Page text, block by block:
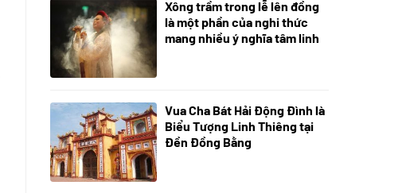
21/07/2024
Xông trầm trong lễ lên đồng
là một phần của nghi thức
mang nhiều ý nghĩa tâm linh
08/07/2024
Vua Cha Bát Hải Động Đình là
Biểu Tượng Linh Thiêng tại
Đền Đồng Bằng